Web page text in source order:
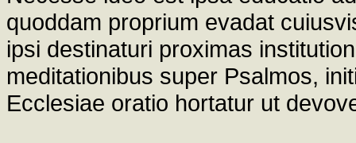
quoddam proprium evadat
ipsi destinaturi proximas
meditationibus super Psalmos,
Ecclesiae oratio hortatur ut